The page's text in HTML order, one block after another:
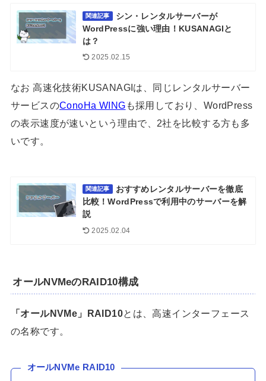
関連記事
シン・レンタルサーバーが
WordPressに強い理由！KUSANAGIと
は？
2025.02.15
なお 高速化技術KUSANAGIは、同じレンタルサーバー
サービスのConoHa WING も採用しており、WordPress
の表示速度が速いという理由で、2社を比較する方も多
いです。
関連記事
おすすめレンタルサーバーを徹底
比較！WordPressで利用中のサーバーを解
説
2025.02.04
オールNVMeのRAID10構成
「オールNVMe」RAID10とは、高速インターフェース
の名称です。
オールNVMe RAID10